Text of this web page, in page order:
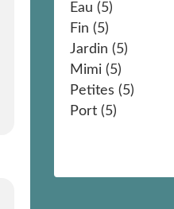
Eau (5)
Fin (5)
Jardin (5)
Mimi (5)
Petites (5)
Port (5)